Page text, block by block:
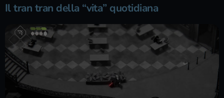
Il tran tran della “vita” quotidiana